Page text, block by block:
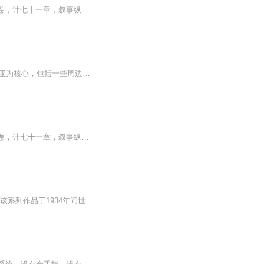
《罗马帝国衰亡史》，英国历史学家爱德华.吉本（1737年/1794年）的划时代巨著。全书六卷，计七十一章，叙事纵横一千两百五十年，从公元2世纪罗马五贤帝时期的安东尼时代起述，至公元1453年君士坦丁堡陷落、东罗马帝国覆亡为止。作者在叙述过程中，试图剖析探讨罗马，一个纵横跨越欧亚非三大洲的伟大帝国逐步走向衰亡的成因。 此书出版后，轰动整个史学界，几百年来，一直在罗马史研究领域，占据着不可替代的位置，并对后世政治和军事家的历史观和战略思维有着一定的影响。
日耳曼慢慢崛起之路 神圣罗马帝国是962年至1806年在西欧和中欧的国家，版图以日耳曼尼亚为核心，包括一些周边地区，在巅峰时期包括了意大利北部、勃艮第和弗里西亚（今低地国家）。帝国在建立初期是一个普通的封建君主制国家，皇帝拥有实际的权力。后来逐...
《罗马帝国衰亡史》，英国历史学家爱德华.吉本（1737年/1794年）的划时代巨著。全书六卷，计七十一章，叙事纵横一千两百五十年，从公元2世纪罗马五贤帝时期的安东尼时代起述，至公元1453年君士坦丁堡陷落、东罗马帝国覆亡为止。作者在叙述过程中，试图剖析...
本书是英国著名作家罗伯特·格雷夫斯的历史小说系列《罗马帝国兴亡史》中一部经典之作。该系列作品于1934年问世，由企鹅出版社出版发行。公元41年，提贝里乌斯·克劳狄乌斯被拥立为罗马帝国皇帝，他是朱利亚·克劳狄王朝第四任皇帝。被整个家族视为爱读书...